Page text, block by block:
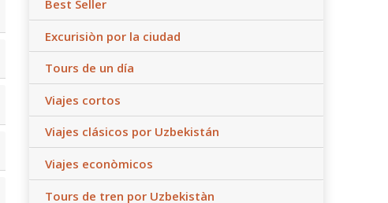
Best Seller
Excurisiòn por la ciudad
Tours de un día
Viajes cortos
Viajes clásicos por Uzbekistán
Viajes econòmicos
Tours de tren por Uzbekistàn